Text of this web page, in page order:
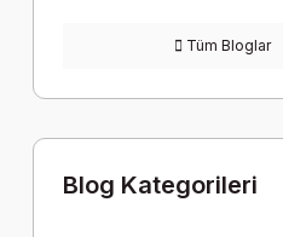
Tüm Bloglar
Blog Kategorileri